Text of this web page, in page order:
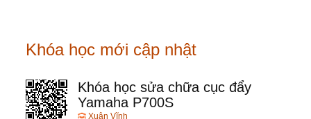
Khóa học mới cập nhật
Khóa học sửa chữa cục đẩy
Yamaha P700S
Xuân Vĩnh